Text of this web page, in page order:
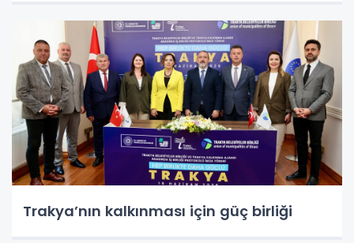
Trakya’nın kalkınması için güç birliği